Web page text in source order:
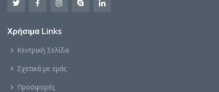
Χρήσιμα Links
Κεντρική Σελίδα
Σχετικά με εμάς
Προσφορές